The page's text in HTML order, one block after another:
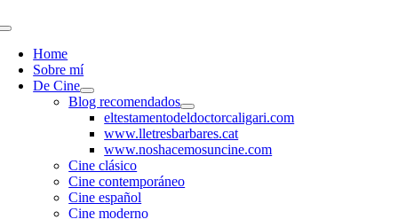
Toggle
NavigationHome
Sobre mí
De Cine
Blog recomendados
eltestamentodeldoctorcaligari.com
www.lletresbarbares.cat
www.noshacemosuncine.com
Cine clásico
Cine contemporáneo
Cine español
Cine moderno